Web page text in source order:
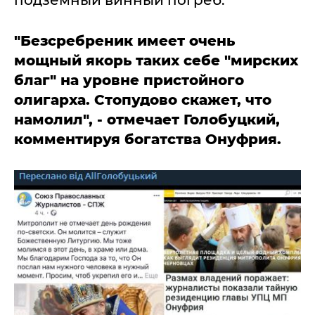
"Безсребреник имеет очень
мощный якорь таких себе "мирских
благ" на уровне пристойного
олигарха. Стопудово скажет, что
намолил", - отмечает Голобуцкий,
комментируя богатства Онуфрия.